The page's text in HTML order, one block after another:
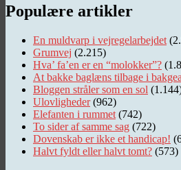
Populære artikler
En muldvarp i vejregelarbejdet
Grumvej (2.215)
Hva’ fa’en er en “molokker”?
At bakke baglæns tilbage i
Bloggen stråler som en sol
Ulovligheder (962)
Elefanten i rummet (742)
To sider af samme sag (722)
Dovenskab er ikke et handicap!
Halvt fyldt eller halvt tomt? (573)